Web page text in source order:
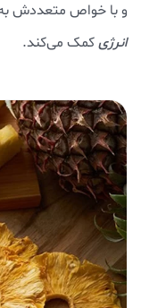
و با خواص متعددش
انرژیکمک می‌کند.